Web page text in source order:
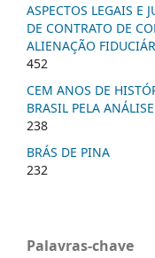
ASPECTOS LEGAIS E
DE CONTRATO DE
ALIENAÇÃO
452
CEM ANOS DE
BRASIL PELA
238
BRÁS DE PINA
232
Palavras-chave